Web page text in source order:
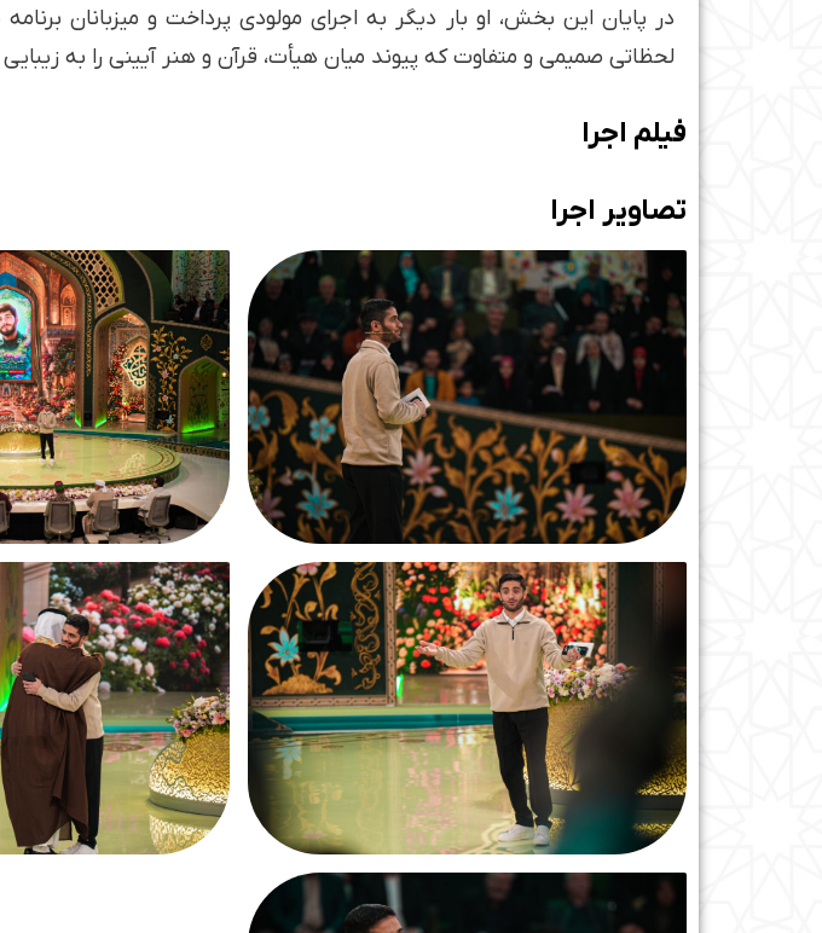
در پایان این بخش، او بار دیگر به اجرای مولودی پرداخت و میزبانان
لحظاتی صمیمی و متفاوت که پیوند میان هیأت، قرآن و هنر آیینی را به
فیلم اجرا
تصاویر اجرا